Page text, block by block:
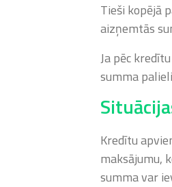
Tieši kopējā
aizņemtās
Ja pēc
summa
Kredītu
maksājumu,
summa var